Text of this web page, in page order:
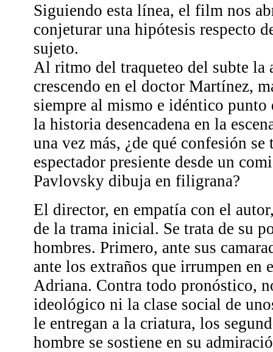
Siguiendo esta línea, el film nos
conjeturar una hipótesis respecto
sujeto.
Al ritmo del traqueteo del subte la
crescendo en el doctor Martínez,
siempre al mismo e idéntico punto
la historia desencadena en la
una vez más, ¿de qué confesión se
espectador presiente desde un
Pavlovsky dibuja en filigrana?
El director, en empatía con el
de la trama inicial. Se trata de su
hombres. Primero, ante sus
ante los extraños que irrumpen en
Adriana. Contra todo pronóstico,
ideológico ni la clase social de
le entregan a la criatura, los
hombre se sostiene en su